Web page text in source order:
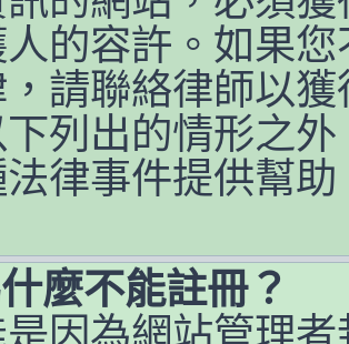
的容許。如果
，請聯絡律師以
下列出的情形之
律事件提供幫助
麼不能註冊？
因為網站管理